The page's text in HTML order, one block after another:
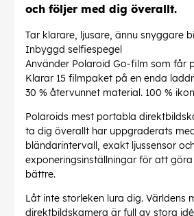
och följer med dig överallt.
Tar klarare, ljusare, ännu snyggare
Inbyggd selfiespegel
Använder Polaroid Go-film som får
Klarar 15 filmpaket på en enda
30 % återvunnet material. 100 %
Polaroids mest portabla
ta dig överallt har uppgraderats
bländarintervall, exakt ljussensor
exponeringsinställningar för att
bättre.
Låt inte storleken lura dig. Världens
direktbildskamera är full av stora